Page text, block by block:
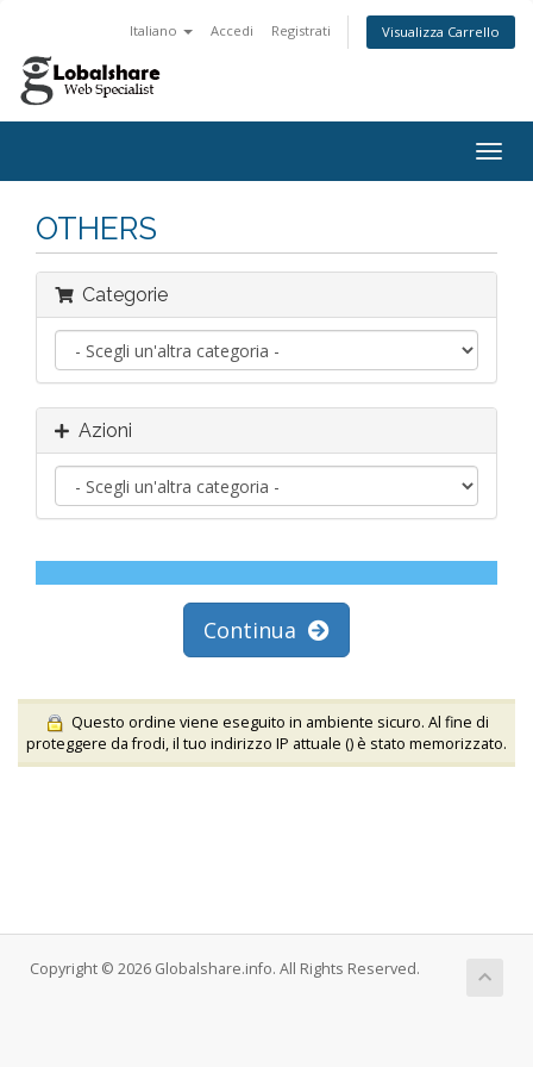
Italiano Accedi Registrati Visualizza Carrello
OTHERS
Categorie
Azioni
Continua
Questo ordine viene eseguito in ambiente sicuro. Al fine di
proteggere da frodi, il tuo indirizzo IP attuale () è stato memorizzato.
Copyright © 2026 Globalshare.info. All Rights Reserved.